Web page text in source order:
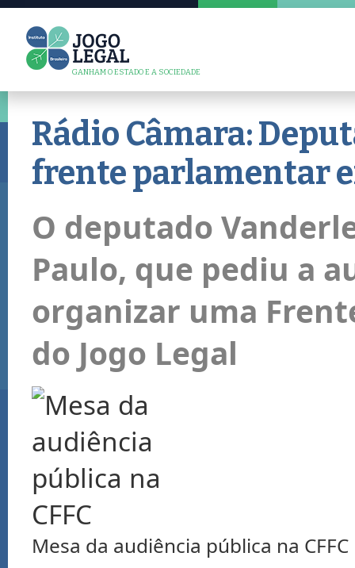
GANHAM O ESTADO E A SOCIEDADE
Rádio Câmara:
frente parlamentar
O deputado
Paulo, que pediu a
organizar uma
do Jogo Legal
Mesa da audiência pública na CFFC